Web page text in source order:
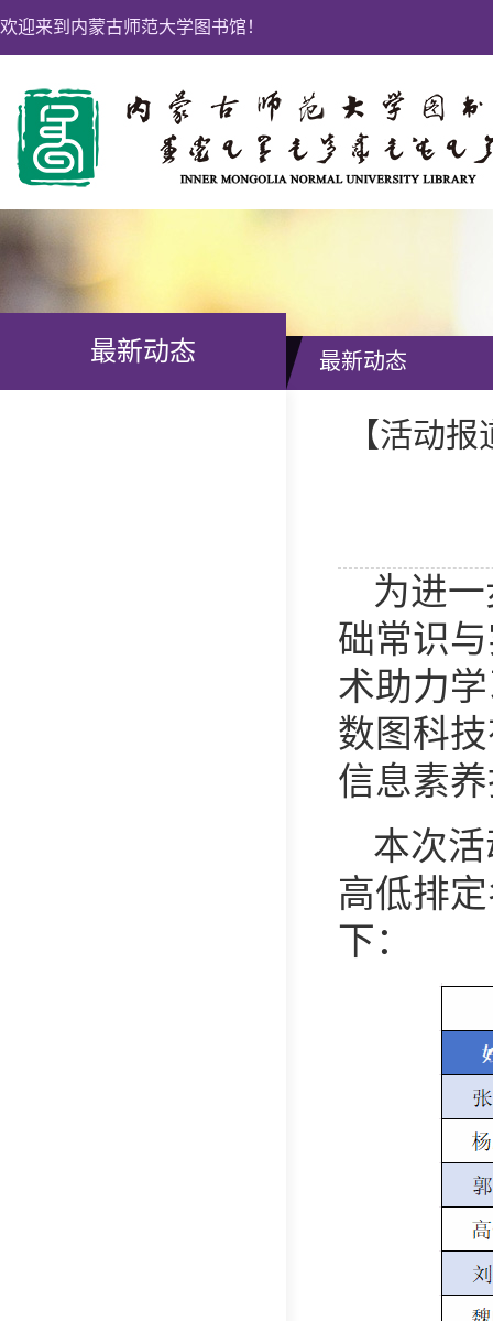
欢迎来到内蒙古师范大学图书馆！
最新动态 最新动态
【活动
为进
础常识
术助力
数图科
信息素
本次
高低排
下：